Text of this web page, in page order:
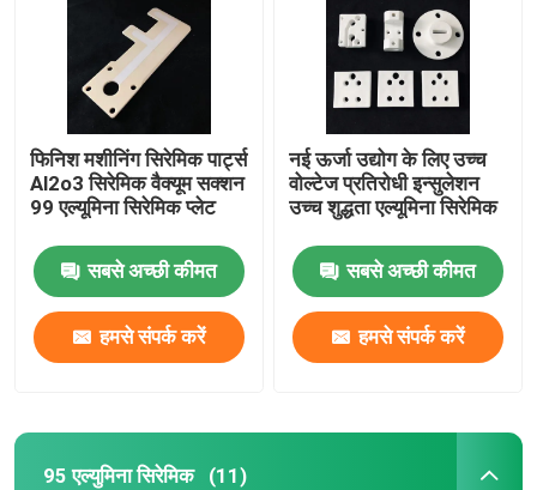
फिनिश मशीनिंग सिरेमिक पार्ट्स
Al2o3 सिरेमिक वैक्यूम सक्शन
99 एल्यूमिना सिरेमिक प्लेट
सबसे अच्छी कीमत
हमसे संपर्क करें
नई ऊर्जा उद्योग के लिए उच्च
वोल्टेज प्रतिरोधी इन्सुलेशन
उच्च शुद्धता एल्यूमिना सिरेमिक
सबसे अच्छी कीमत
हमसे संपर्क करें
95 एल्युमिना सिरेमिक (11)